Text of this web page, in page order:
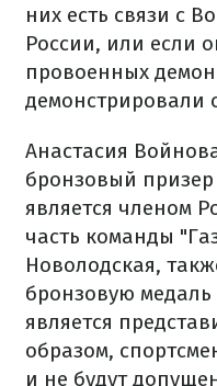
них есть связи с
России, или если
провоенных
демонстрировали
Анастасия
бронзовый
является членом
часть команды
Новолодская,
бронзовую
является
образом,
и не будут